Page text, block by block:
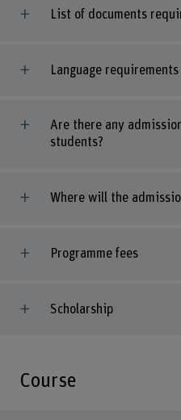
List of documents
Language requirements
Are there any
students?
Where will the
Programme fees
Scholarship
Course